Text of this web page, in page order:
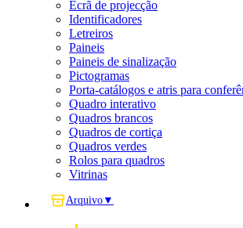
Ecrã de projecção
Identificadores
Letreiros
Paineis
Paineis de sinalização
Pictogramas
Porta-catálogos e atris para
Quadro interativo
Quadros brancos
Quadros de cortiça
Quadros verdes
Rolos para quadros
Vitrinas
Arquivo ▼